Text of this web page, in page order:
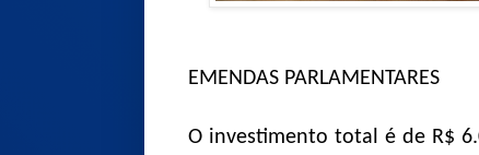
EMENDAS PARLAMENTARES
O investimento total é de R$